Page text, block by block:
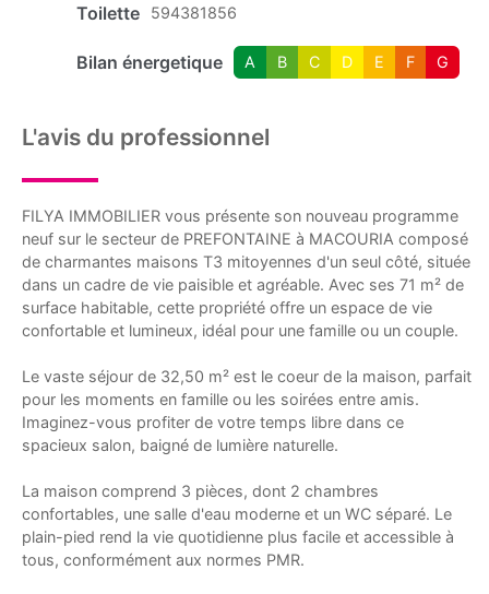
Toilette 594381856
Bilan énergetique A B C D E F G
L'avis du professionnel
FILYA IMMOBILIER vous présente son nouveau programme
neuf sur le secteur de PREFONTAINE à MACOURIA composé
de charmantes maisons T3 mitoyennes d'un seul côté, située
dans un cadre de vie paisible et agréable. Avec ses 71 m² de
surface habitable, cette propriété offre un espace de vie
confortable et lumineux, idéal pour une famille ou un couple.
Le vaste séjour de 32,50 m² est le coeur de la maison, parfait
pour les moments en famille ou les soirées entre amis.
Imaginez-vous profiter de votre temps libre dans ce
spacieux salon, baigné de lumière naturelle.
La maison comprend 3 pièces, dont 2 chambres
confortables, une salle d'eau moderne et un WC séparé. Le
plain-pied rend la vie quotidienne plus facile et accessible à
tous, conformément aux normes PMR.